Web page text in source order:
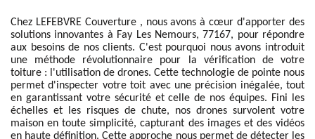
Chez LEFEBVRE Couverture , nous avons à cœur d'apporter des
solutions innovantes à Fay Les Nemours, 77167, pour répondre
aux besoins de nos clients. C'est pourquoi nous avons introduit
une méthode révolutionnaire pour la vérification de votre
toiture : l'utilisation de drones. Cette technologie de pointe nous
permet d'inspecter votre toit avec une précision inégalée, tout
en garantissant votre sécurité et celle de nos équipes. Fini les
échelles et les risques de chute, nos drones survolent votre
maison en toute simplicité, capturant des images et des vidéos
en haute définition. Cette approche nous permet de détecter les